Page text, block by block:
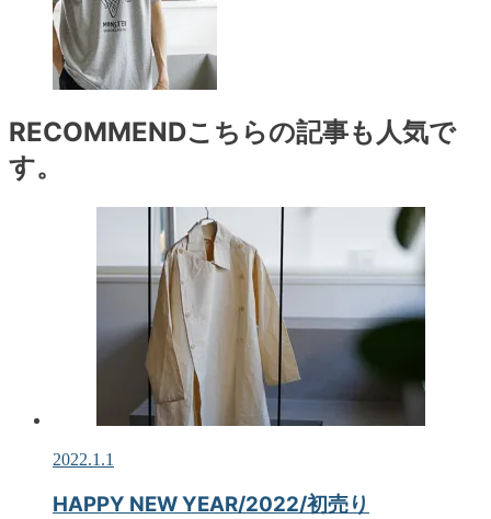
RECOMMENDこちらの記事も人気で
す。
2022.1.1
HAPPY NEW YEAR/2022/初売り